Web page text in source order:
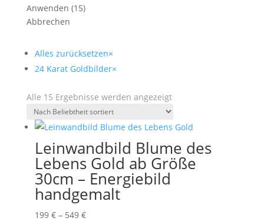
Anwenden (15)
Abbrechen
Alles zurücksetzen×
24 Karat Goldbilder×
Alle 15 Ergebnisse werden angezeigtNach
Beliebtheit
sortiert
Leinwandbild Blume des
Lebens Gold ab Größe
30cm – Energiebild
handgemalt
199 € – 549 €Preisspanne: